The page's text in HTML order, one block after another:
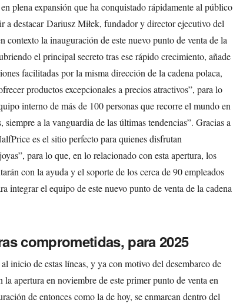
plena expansión que ha conquistado rápidamente al público
a destacar Dariusz Miłek, fundador y director ejecutivo del
contexto la inauguración de este nuevo punto de venta de la
el principal secreto tras ese rápido crecimiento, añade
facilitadas por la misma dirección de la cadena polaca,
productos excepcionales a precios atractivos”, para lo
interno de más de 100 personas que recorre el mundo en
siempre a la vanguardia de las últimas tendencias”. Gracias a
es el sitio perfecto para quienes disfrutan
para lo que, en lo relacionado con esta apertura, los
con la ayuda y el soporte de los cerca de 90 empleados
integrar el equipo de este nuevo punto de venta de la cadena
comprometidas, para 2025
inicio de estas líneas, y ya con motivo del desembarco de
apertura en noviembre de este primer punto de venta en
de entonces como la de hoy, se enmarcan dentro del